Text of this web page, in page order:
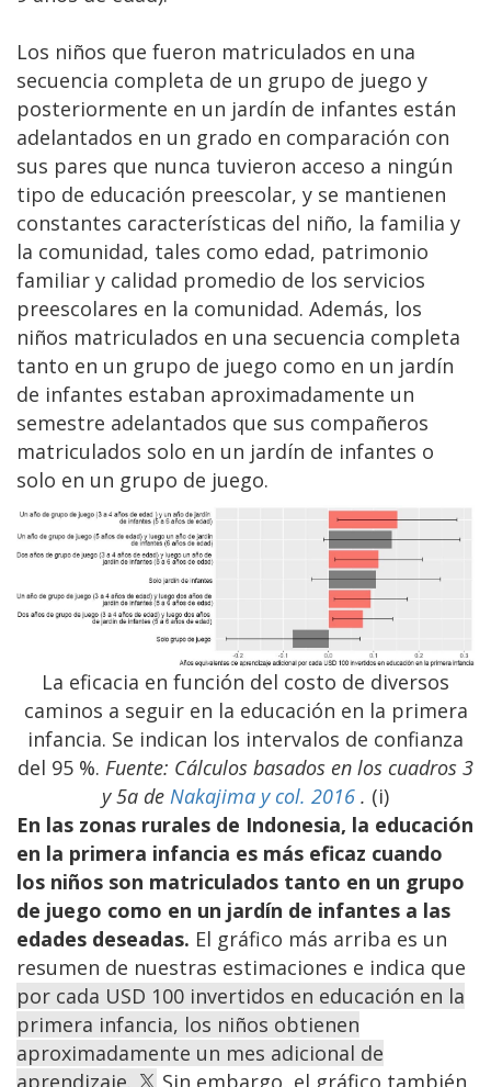
Los niños que fueron matriculados en una
secuencia completa de un grupo de juego y
posteriormente en un jardín de infantes están
adelantados en un grado en comparación con
sus pares que nunca tuvieron acceso a ningún
tipo de educación preescolar, y se mantienen
constantes características del niño, la familia y
la comunidad, tales como edad, patrimonio
familiar y calidad promedio de los servicios
preescolares en la comunidad. Además, los
niños matriculados en una secuencia completa
tanto en un grupo de juego como en un jardín
de infantes estaban aproximadamente un
semestre adelantados que sus compañeros
matriculados solo en un jardín de infantes o
solo en un grupo de juego.
La eficacia en función del costo de diversos
caminos a seguir en la educación en la primera
infancia. Se indican los intervalos de confianza
del 95 %. Fuente: Cálculos basados en los cuadros 3
y 5a de Nakajima y col. 2016 . (i)
En las zonas rurales de Indonesia, la educación
en la primera infancia es más eficaz cuando
los niños son matriculados tanto en un grupo
de juego como en un jardín de infantes a las
edades deseadas. El gráfico más arriba es un
resumen de nuestras estimaciones e indica que
por cada USD 100 invertidos en educación en la
primera infancia, los niños obtienen
aproximadamente un mes adicional de
aprendizaje.
Sin embargo, el gráfico también